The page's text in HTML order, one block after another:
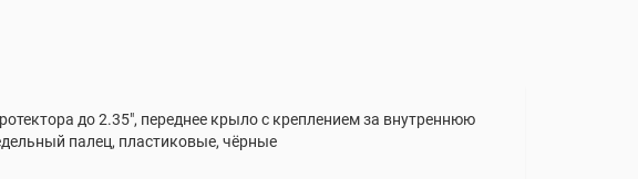
до 2.35″, переднее крыло с креплением за внутреннюю
палец, пластиковые, чёрные